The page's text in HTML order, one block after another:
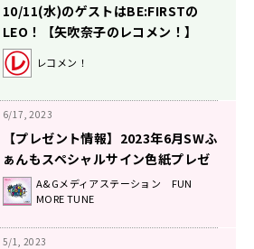
10/11(水)のゲストはBE:FIRSTの
LEO！【矢吹奈子のレコメン！】
レコメン！
6/17, 2023
【プレゼント情報】2023年6月SWふ
ぁんもスペシャルサイン色紙プレゼ
ント企画A&Gメディアステーション FUN
MORE TUNE
5/1, 2023